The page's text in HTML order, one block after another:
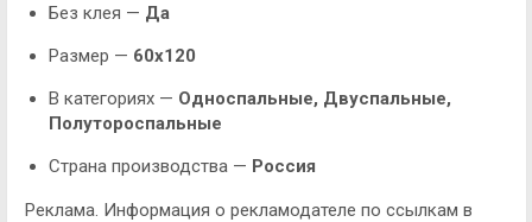
Без клея — Да
Размер — 60х120
В категориях — Односпальные, Двуспальные,
Полутороспальные
Страна производства — Россия
Реклама. Информация о рекламодателе по ссылкам в